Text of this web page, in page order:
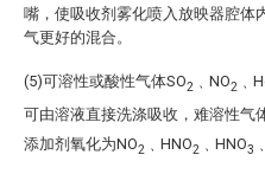
嘴，使吸收剂雾化喷入放映器腔体
气更好的混合。
(5)可溶性或酸性气体SO2 ﹑NO2
可由溶液直接洗涤吸收，难溶性气
添加剂氧化为NO2 ﹑HNO2 ﹑HNO3